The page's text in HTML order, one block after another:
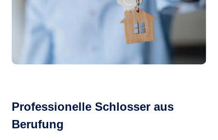
Professionelle Schlosser aus
Berufung